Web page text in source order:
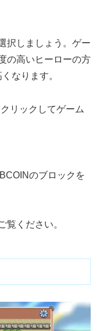
択しましょう。ゲー
の高いヒーローの方
なります。
リックしてゲーム
のブロックを
覧ください。